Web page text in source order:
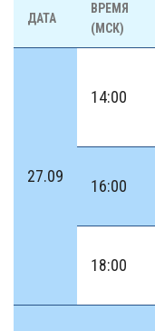
ДАТА
ВРЕМЯ
(МСК)
27.09
14:00
16:00
18:00